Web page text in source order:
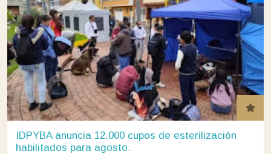
IDPYBA anuncia 12.000 cupos de esterilización
habilitados para agosto.